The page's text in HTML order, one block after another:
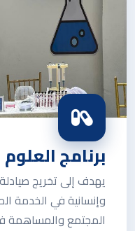
برنامج العلوم
يهدف إلى تخريج
وإنسانية في الخدمة
المجتمع والمساهمة